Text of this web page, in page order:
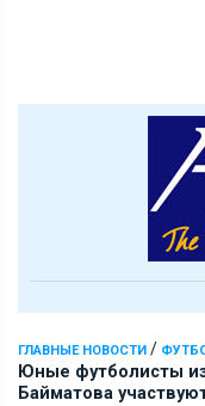
ГЛАВНЫЕ НОВОСТИ /
Юные футболисты
Байматова